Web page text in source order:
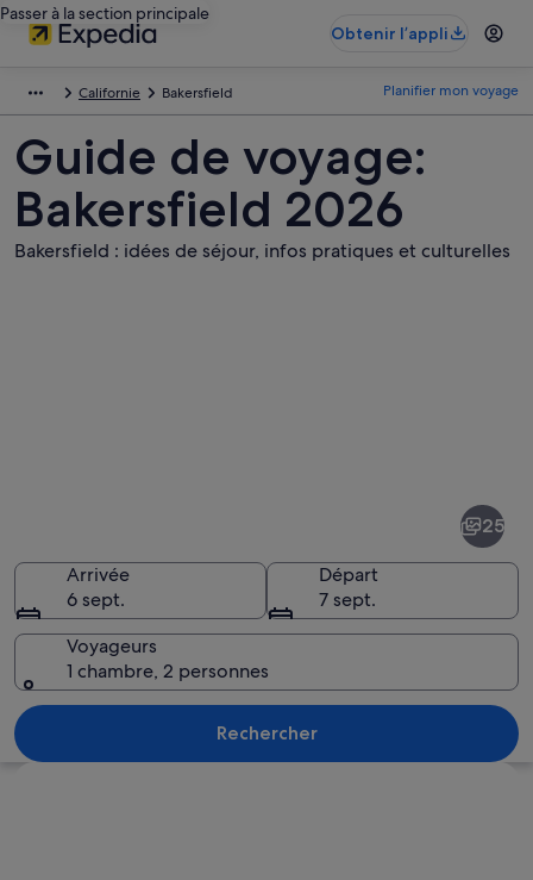
Passer à la section principale
Obtenir l’appli
Californie Bakersfield Planifier mon voyage
Guide de voyage:
Bakersfield 2026
Bakersfield : idées de séjour, infos pratiques et culturelles
Un lac paisible où se reflètent les
25
Arrivée
6 sept.
Départ
7 sept.
Voyageurs
1 chambre, 2 personnes
Rechercher